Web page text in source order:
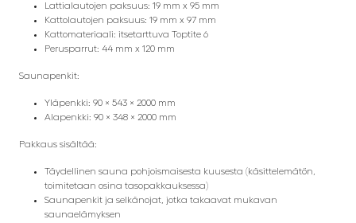
Lattialautojen paksuus: 19 mm x 95 mm
Kattolautojen paksuus: 19 mm x 97 mm
Kattomateriaali: itsetarttuva Toptite 6
Perusparrut: 44 mm x 120 mm
Saunapenkit:
Yläpenkki: 90 × 543 × 2000 mm
Alapenkki: 90 × 348 × 2000 mm
Pakkaus sisältää:
Täydellinen sauna pohjoismaisesta kuusesta (käsittelemätön,
toimitetaan osina tasopakkauksessa)
Saunapenkit ja selkänojat, jotka takaavat mukavan
saunaelämyksen